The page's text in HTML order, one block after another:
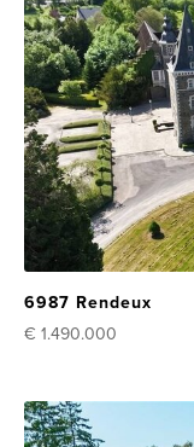
6987 Rendeux
€ 1.490.000